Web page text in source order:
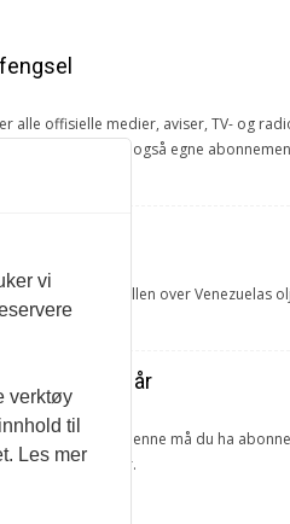
alle offisielle medier, aviser, TV- og
tilgang. Vi har også egne
USA kontrollen over Venezuelas
fra forrige år
For å lese denne må du ha
og bedrifter.
vi
verktøy
til
Les mer